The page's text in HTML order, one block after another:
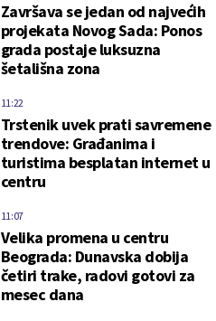
Završava se jedan od najvećih
projekata Novog Sada: Ponos
grada postaje luksuzna
šetališna zona
Trstenik uvek prati savremene
trendove: Građanima i
turistima besplatan internet u
centru
11:22
Velika promena u centru
Beograda: Dunavska dobija
četiri trake, radovi gotovi za
mesec dana
11:07